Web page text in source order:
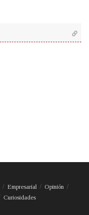
Empresarial
Opinión
Curiosidades